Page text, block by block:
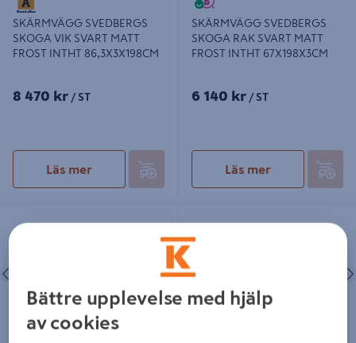
SKÄRMVÄGG SVEDBERGS
SKOGA VIK SVART MATT
FROST INTHT 86,3X3X198CM
8 470 kr / ST
Läs mer
SKÄRMVÄGG SVEDBERGS
SKOGA RAK SVART MATT
FROST INTHT 67X198X3CM
6 140 kr / ST
Läs mer
RAK SVART MATT RÖK INTHT
97X198X3CM
Nästa
INTHT 76,3X3X198CM
Bättre upplevelse med hjälp
av cookies